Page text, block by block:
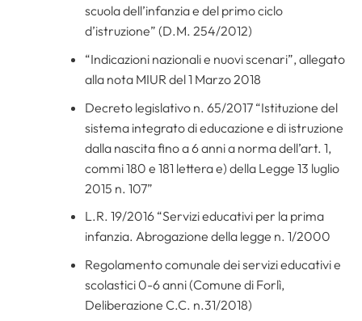
scuola dell’infanzia e del primo ciclo
d’istruzione” (D.M. 254/2012)
“Indicazioni nazionali e nuovi scenari”, allegato
alla nota MIUR del 1 Marzo 2018
Decreto legislativo n. 65/2017 “Istituzione del
sistema integrato di educazione e di istruzione
dalla nascita fino a 6 anni a norma dell’art. 1,
commi 180 e 181 lettera e) della Legge 13 luglio
2015 n. 107”
L.R. 19/2016 “Servizi educativi per la prima
infanzia. Abrogazione della legge n. 1/2000
Regolamento comunale dei servizi educativi e
scolastici 0-6 anni (Comune di Forlì,
Deliberazione C.C. n.31/2018)